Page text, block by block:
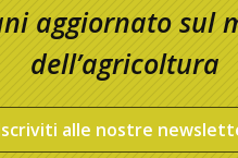
aggiornato sul
dell’agricoltura
alle nostre